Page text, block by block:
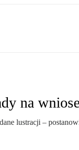
na
lustracji –